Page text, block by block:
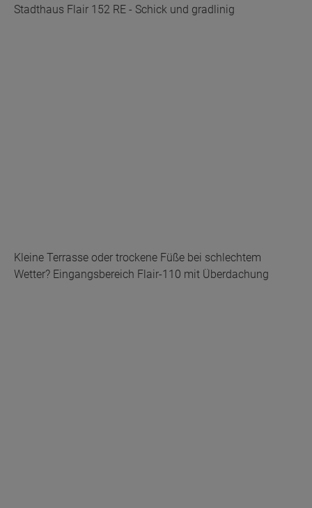
Stadthaus Flair 152 RE - Schick und gradlinig
Kleine Terrasse oder trockene Füße bei schlechtem
Wetter? Eingangsbereich Flair-110 mit Überdachung